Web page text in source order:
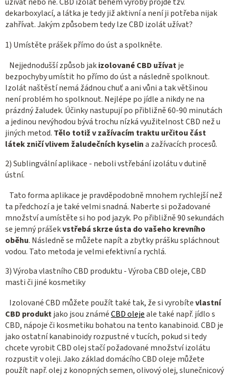
dekarboxylací, a látka je tedy již aktivní a není ji potřeba nijak
zahřívat. Jakým způsobem tedy lze CBD izolát užívat?
1) Umístěte prášek přímo do úst a spolkněte.
Nejjednodušší způsob jakizolované CBD užívatje
bezpochyby umístit ho přímo do úst a následně spolknout.
Izolát naštěstí nemá žádnou chuť a ani vůni a tak většinou
není problém ho spolknout. Nejlépe po jídle a nikdy ne na
prázdný žaludek. Účinky nastupují po přibližně 60-90 minutách
a jedinou nevýhodou bývá trochu nízká využitelnost CBD než u
jiných metod. Tělo totiž v zažívacím traktu určitou část
látek zničí vlivem žaludečních kyselina zažívacích procesů.
2) Sublingvální aplikace - neboli vstřebání izolátu v dutině
ústní.
Tato forma aplikace je pravděpodobně mnohem rychlejší než
ta předchozí a je také velmi snadná. Naberte si požadované
množství a umístěte si ho pod jazyk. Po přibližně 90 sekundách
se jemný prášekvstřebá skrze ústa do vašeho krevního
oběhu. Následně se můžete napít a zbytky prášku spláchnout
vodou. Tato metoda je velmi efektivní a rychlá.
3) Výroba vlastního CBD produktu - Výroba CBD oleje, CBD
masti či jiné kosmetiky
Izolované CBD můžete použít také tak, že si vyrobítevlastní
CBD produktjako jsou známéCBD olejeale také např. jídlo s
CBD, nápoje či kosmetiku bohatou na tento kanabinoid. CBD je
jako ostatní kanabinoidy rozpustné v tucích, pokud si tedy
chcete vyrobit CBD olej stačí požadované množství izolátu
rozpustit v oleji. Jako základ domácího CBD oleje můžete
použít např. olej z konopných semen, olivový olej, slunečnicový